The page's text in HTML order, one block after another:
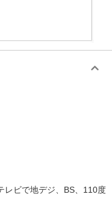
レビで地デジ、BS、110度